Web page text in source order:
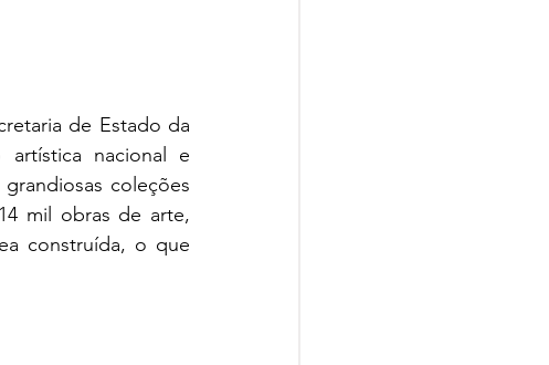
de Estado da
artística nacional e
coleções
mil obras de arte,
construída, o que